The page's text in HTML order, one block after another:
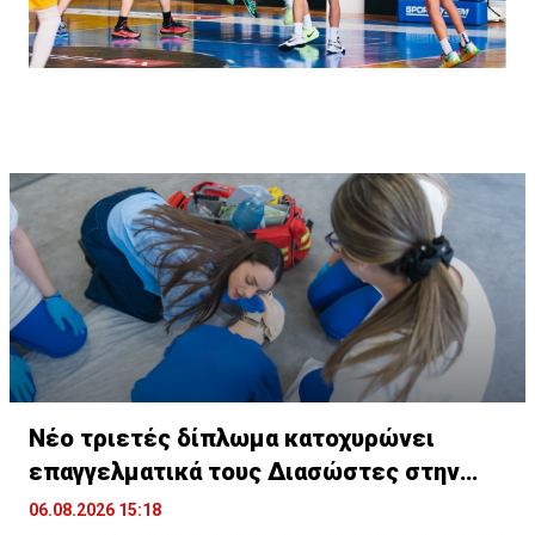
Νέο τριετές δίπλωμα κατοχυρώνει
επαγγελματικά τους Διασώστες στην
Κύπρο
06.08.2026 15:18